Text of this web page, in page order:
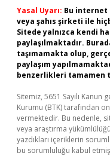
Yasal Uyarı: Bu internet
veya şahıs şirketi ile
Sitede yalnızca kendi
paylaşılmaktadır.
taşımamakta olup,
paylaşım
benzerlikleri tamamen
Sitemiz, 5651 Sayılı
Kurumu (BTK) tarafından
vermektedir. Bu nedenle,
veya araştırma
yazdıkları içeriklerin
bu sorumluluğu kabul etmiş